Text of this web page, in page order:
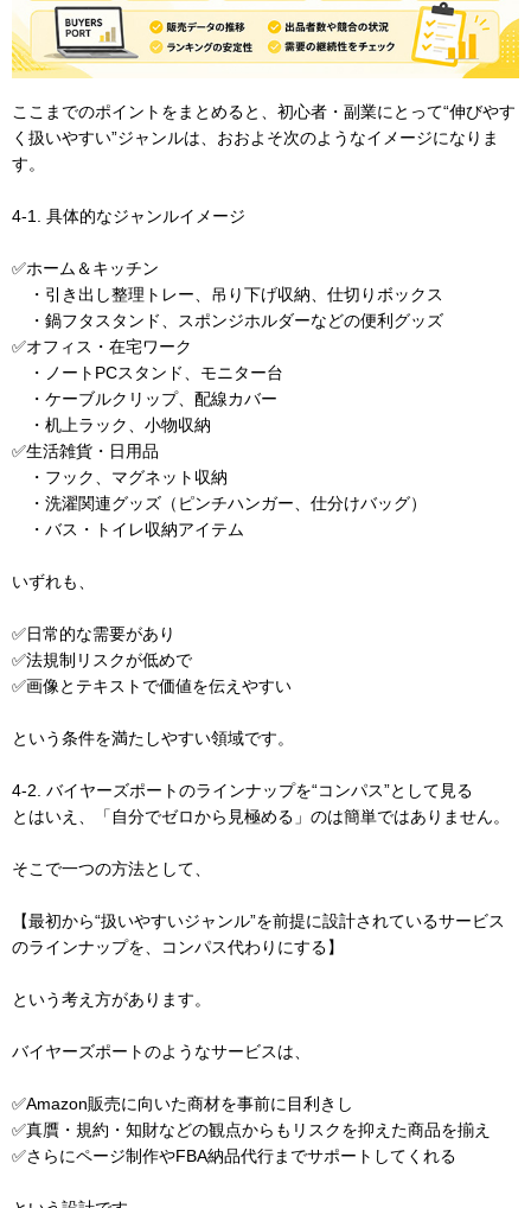
ここまでのポイントをまとめると、初心者・副業にとって“伸びやす
く扱いやすい”ジャンルは、おおよそ次のようなイメージになりま
す。
4-1. 具体的なジャンルイメージ
✅ホーム＆キッチン
・引き出し整理トレー、吊り下げ収納、仕切りボックス
・鍋フタスタンド、スポンジホルダーなどの便利グッズ
✅オフィス・在宅ワーク
・ノートPCスタンド、モニター台
・ケーブルクリップ、配線カバー
・机上ラック、小物収納
✅生活雑貨・日用品
・フック、マグネット収納
・洗濯関連グッズ（ピンチハンガー、仕分けバッグ）
・バス・トイレ収納アイテム
いずれも、
✅日常的な需要があり
✅法規制リスクが低めで
✅画像とテキストで価値を伝えやすい
という条件を満たしやすい領域です。
4-2. バイヤーズポートのラインナップを“コンパス”として見る
とはいえ、「自分でゼロから見極める」のは簡単ではありません。
そこで一つの方法として、
【最初から“扱いやすいジャンル”を前提に設計されているサービス
のラインナップを、コンパス代わりにする】
という考え方があります。
バイヤーズポートのようなサービスは、
✅Amazon販売に向いた商材を事前に目利きし
✅真贋・規約・知財などの観点からもリスクを抑えた商品を揃え
✅さらにページ制作やFBA納品代行までサポートしてくれる